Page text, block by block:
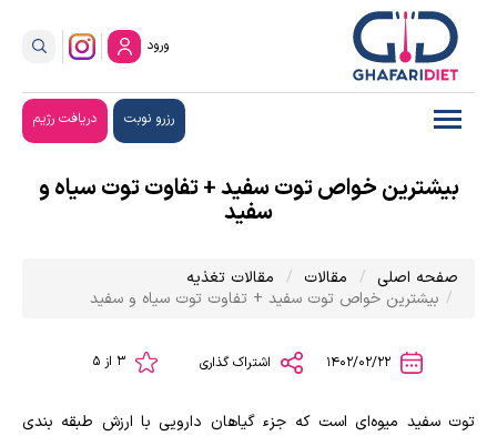
ورود
رزرو نوبت دریافت رژیم
بیشترین خواص توت سفید + تفاوت توت سیاه و
سفید
صفحه اصلی مقالات
مقالات تغذیه
بیشترین خواص توت سفید + تفاوت توت سیاه و سفید
اشتراک گذاری
توت سفید میوه‌ای است که جزء گیاهان دارویی با ارزش طبقه بندی